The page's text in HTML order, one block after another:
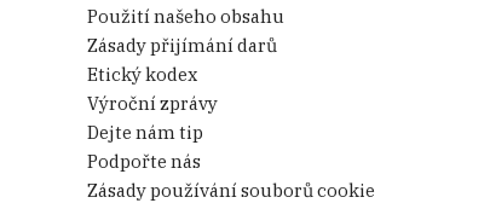
Použití našeho obsahu
Zásady přijímání darů
Etický kodex
Výroční zprávy
Dejte nám tip
Podpořte nás
Zásady používání souborů cookie